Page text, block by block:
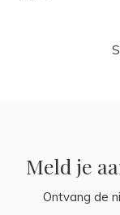
Meld je
Ontvang de